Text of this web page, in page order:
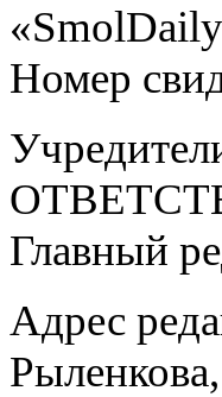
Номер
Главный
Адрес